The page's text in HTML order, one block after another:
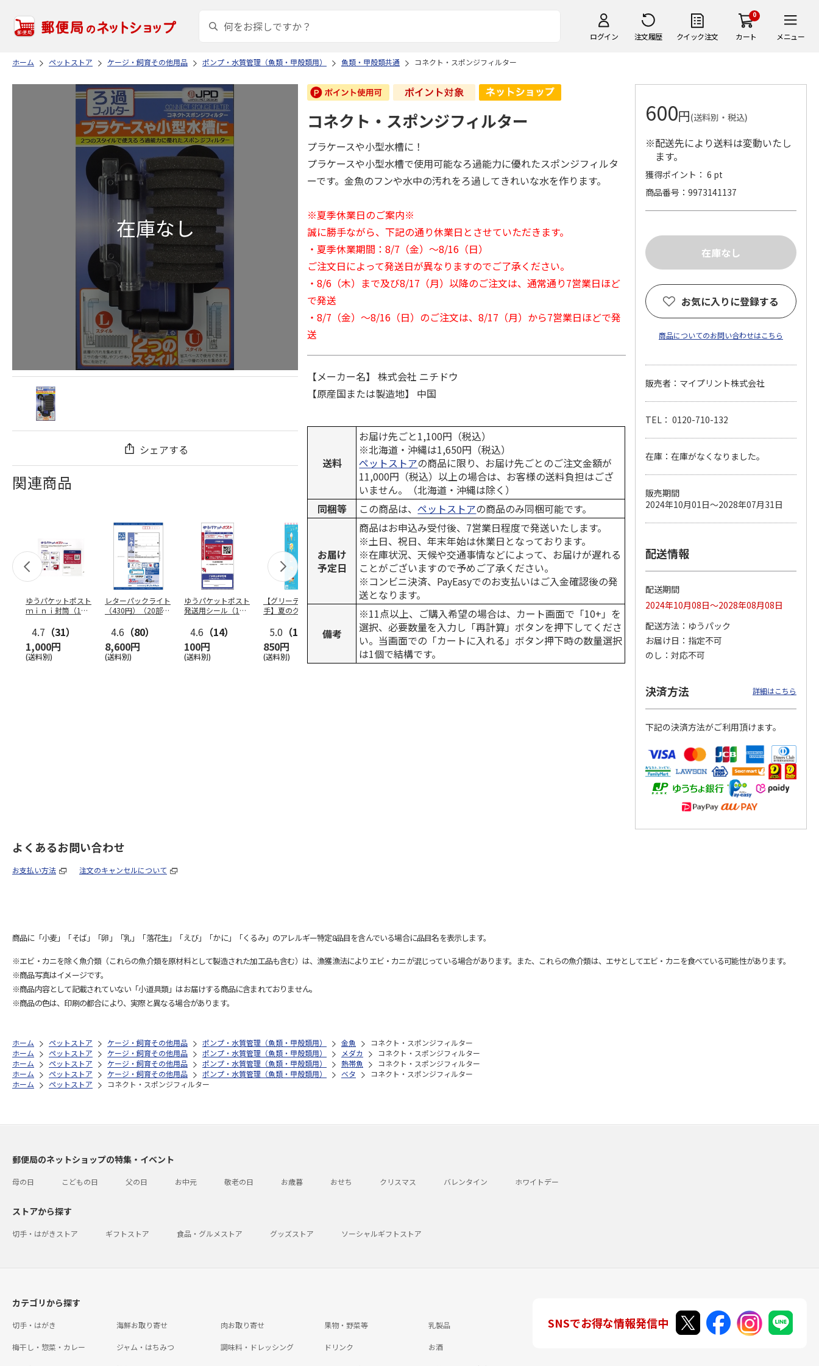
ログイン 注文履歴 クイック注文
0
カート メニュー
ホーム ペットストア ケージ・飼育その他用品 ポンプ・水質管理（魚類・甲殻類用） 魚類・甲殻類共通 コネクト・スポンジフィルター
シェアする
関連商品
ゆうパケットポスト
ｍｉｎｉ封筒（1個
4.7 （31）
1,000円
(送料別)
レターパックライト
（430円）（20部セ
4.6 （80）
8,600円
(送料別)
ゆうパケットポスト
発送用シール（1個
4.6 （14）
100円
(送料別)
【グリーティング切
手】夏のグリーティ
5.0 （10）
850円
(送料別)
【グリーティング切
手】夏のグリーティ
ング（110円）
5.0（17）
1,100円
(送料別)
（600円）（20部セ
ット）
4.8（24）
12,000円
(送料別)
なオールスターズ
4.8（191）
3,780円
手】ハッピーグリー
ティング（110円）
5.0（2）
1,100円
【グリーティング切
手】グリーティング
（シンプル）（110
円…
4.8 （11）
5,500円
(送料別)
【のり式】110円普
通切手・千鳥（1シ
コネクト・スポンジフィルター
プラケースや小型水槽に！
プラケースや小型水槽で使用可能なろ過能力に優れたスポンジフィルタ
ーです。金魚のフンや水中の汚れをろ過してきれいな水を作ります。
※夏季休業日のご案内※
誠に勝手ながら、下記の通り休業日とさせていただきます。
・夏季休業期間：8/7（金）～8/16（日）
ご注文日によって発送日が異なりますのでご了承ください。
・8/6（木）まで及び8/17（月）以降のご注文は、通常通り7営業日ほど
で発送
・8/7（金）～8/16（日）のご注文は、8/17（月）から7営業日ほどで発
送
【メーカー名】 株式会社 ニチドウ
【原産国または製造地】 中国
送料
お届け先ごと1,100円（税込）
※北海道・沖縄は1,650円（税込）
ペットストアの商品に限り、お届け先ごとのご注文金額が
11,000円（税込）以上の場合は、お客様の送料負担はござ
いません。（北海道・沖縄は除く）
同梱等
この商品は、ペットストアの商品のみ同梱可能です。
お届け
予定日
商品はお申込み受付後、7営業日程度で発送いたします。
※土日、祝日、年末年始は休業日となっております。
※在庫状況、天候や交通事情などによって、お届けが遅れる
ことがございますので予めご了承ください。
※コンビニ決済、PayEasyでのお支払いはご入金確認後の発
送となります。
備考
※11点以上、ご購入希望の場合は、カート画面で「10+」を
選択、必要数量を入力し「再計算」ボタンを押下してくださ
い。当画面での「カートに入れる」ボタン押下時の数量選択
は1個で結構です。
600円(送料別・税込)
※配送先により送料は変動いたし
ます。
獲得ポイント： 6 pt
商品番号
9973141137
お気に入りに登録する
商品についてのお問い合わせはこちら
販売者：マイプリント株式会社
TEL： 0120-710-132
在庫：在庫がなくなりました。
販売期間
2024年10月01日～2028年07月31日
配送情報
配送期間
2024年10月08日～2028年08月08日
配送方法
ゆうパック
お届け日
指定不可
のし
対応不可
決済方法 詳細はこちら
下記の決済方法がご利用頂けます。
よくあるお問い合わせ
お支払い方法 注文のキャンセルについて
商品に「小麦」「そば」「卵」「乳」「落花生」「えび」「かに」「くるみ」のアレルギー特定8品目を含んでいる場合に品目名を表示します。
※エビ・カニを除く魚介類（これらの魚介類を原材料として製造された加工品も含む）は、漁獲漁法によりエビ・カニが混じっている場合があります。また、これらの魚介類は、エサとしてエビ・カニを食べている可能性があります。
※商品写真はイメージです。
※商品内容として記載されていない「小道具類」はお届けする商品に含まれておりません。
※商品の色は、印刷の都合により、実際と異なる場合があります。
ホーム ペットストア ケージ・飼育その他用品 ポンプ・水質管理（魚類・甲殻類用） 金魚
コネクト・スポンジフィルター
ホーム
ペットストア ケージ・飼育その他用品 ポンプ・水質管理（魚類・甲殻類用） メダカ
コネクト・スポンジフィルター
ホーム
ペットストア ケージ・飼育その他用品 ポンプ・水質管理（魚類・甲殻類用） 熱帯魚
コネクト・スポンジフィルター
ホーム
ペットストア ケージ・飼育その他用品 ポンプ・水質管理（魚類・甲殻類用） ベタ
コネクト・スポンジフィルター
ホーム
ペットストア コネクト・スポンジフィルター
郵便局のネットショップの特集・イベント
母の日 こどもの日 父の日 お中元 敬老の日 お歳暮 おせち クリスマス バレンタイン ホワイトデー
ストアから探す
切手・はがきストア ギフトストア 食品・グルメストア グッズストア ソーシャルギフトストア
カテゴリから探す
切手・はがき 海鮮お取り寄せ 肉お取り寄せ 果物・野菜等 乳製品
梅干し・惣菜・カレー ジャム・はちみつ 調味料・ドレッシング ドリンク お酒
SNSでお得な情報発信中